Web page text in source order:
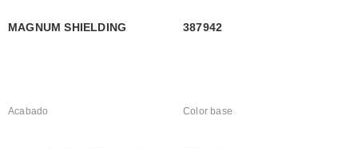
MAGNUM SHIELDING 387942
Acabado Color base